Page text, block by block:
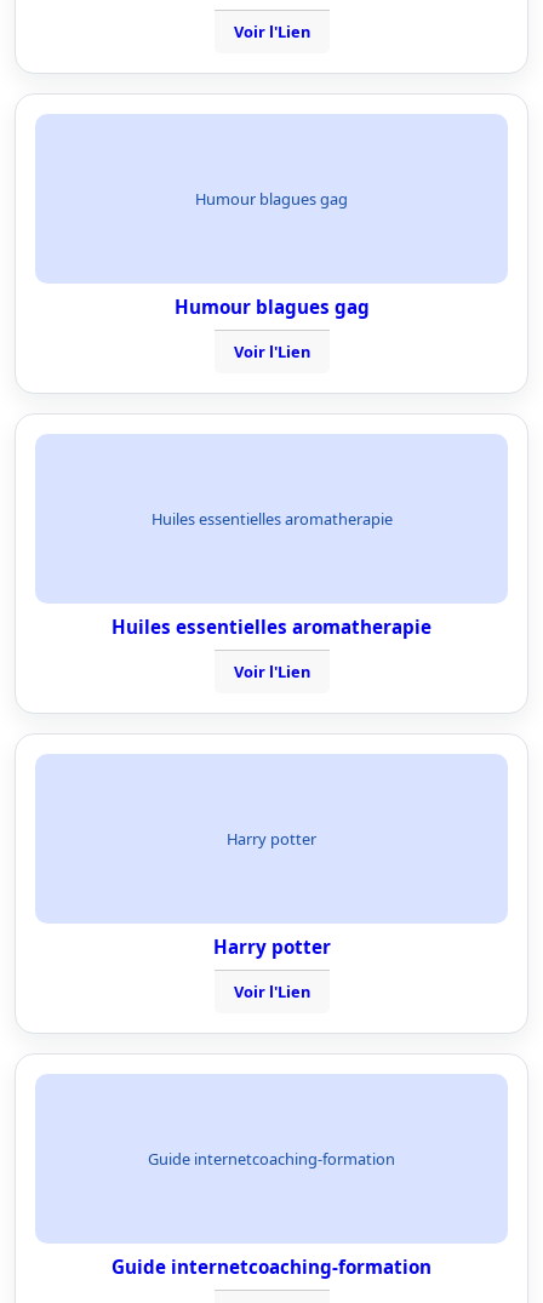
Voir l'Lien
Humour blagues gag
Humour blagues gag
Voir l'Lien
Huiles essentielles aromatherapie
Huiles essentielles aromatherapie
Voir l'Lien
Harry potter
Harry potter
Voir l'Lien
Guide internetcoaching-formation
Guide internetcoaching-formation